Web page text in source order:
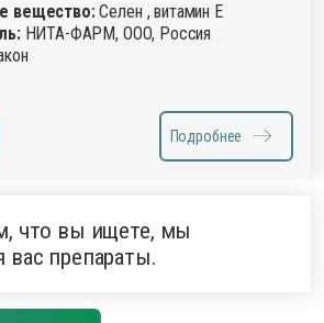
вещество:Селен , витамин Е
НИТА-ФАРМ, ООО, Россия
Подробнее
что вы ищете, мы
вас препараты.